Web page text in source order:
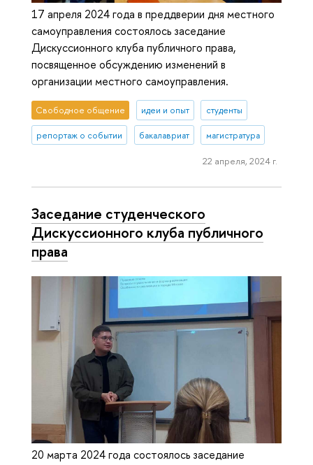
17 апреля 2024 года в преддверии дня местного
самоуправления состоялось заседание
Дискуссионного клуба публичного права,
посвященное обсуждению изменений в
организации местного самоуправления.
Свободное общение идеи и опыт студенты
репортаж о событии бакалавриат магистратура
22 апреля, 2024 г.
Заседание студенческого
Дискуссионного клуба публичного
права
20 марта 2024 года состоялось заседание